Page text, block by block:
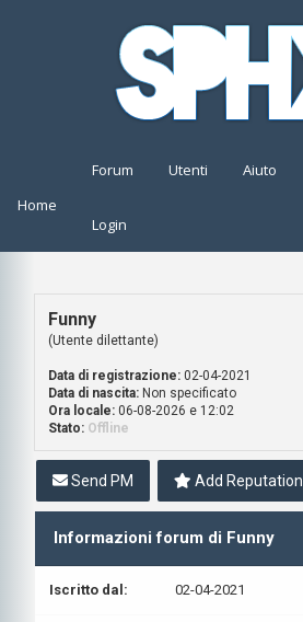
Home
Forum Utenti Aiuto
Login
Funny
(Utente dilettante)
Data di registrazione: 02-04-2021
Data di nascita: Non specificato
Ora locale: 06-08-2026 e 12:02
Stato: Offline
Send PM Add Reputation
Informazioni forum di Funny
Iscritto dal: 02-04-2021